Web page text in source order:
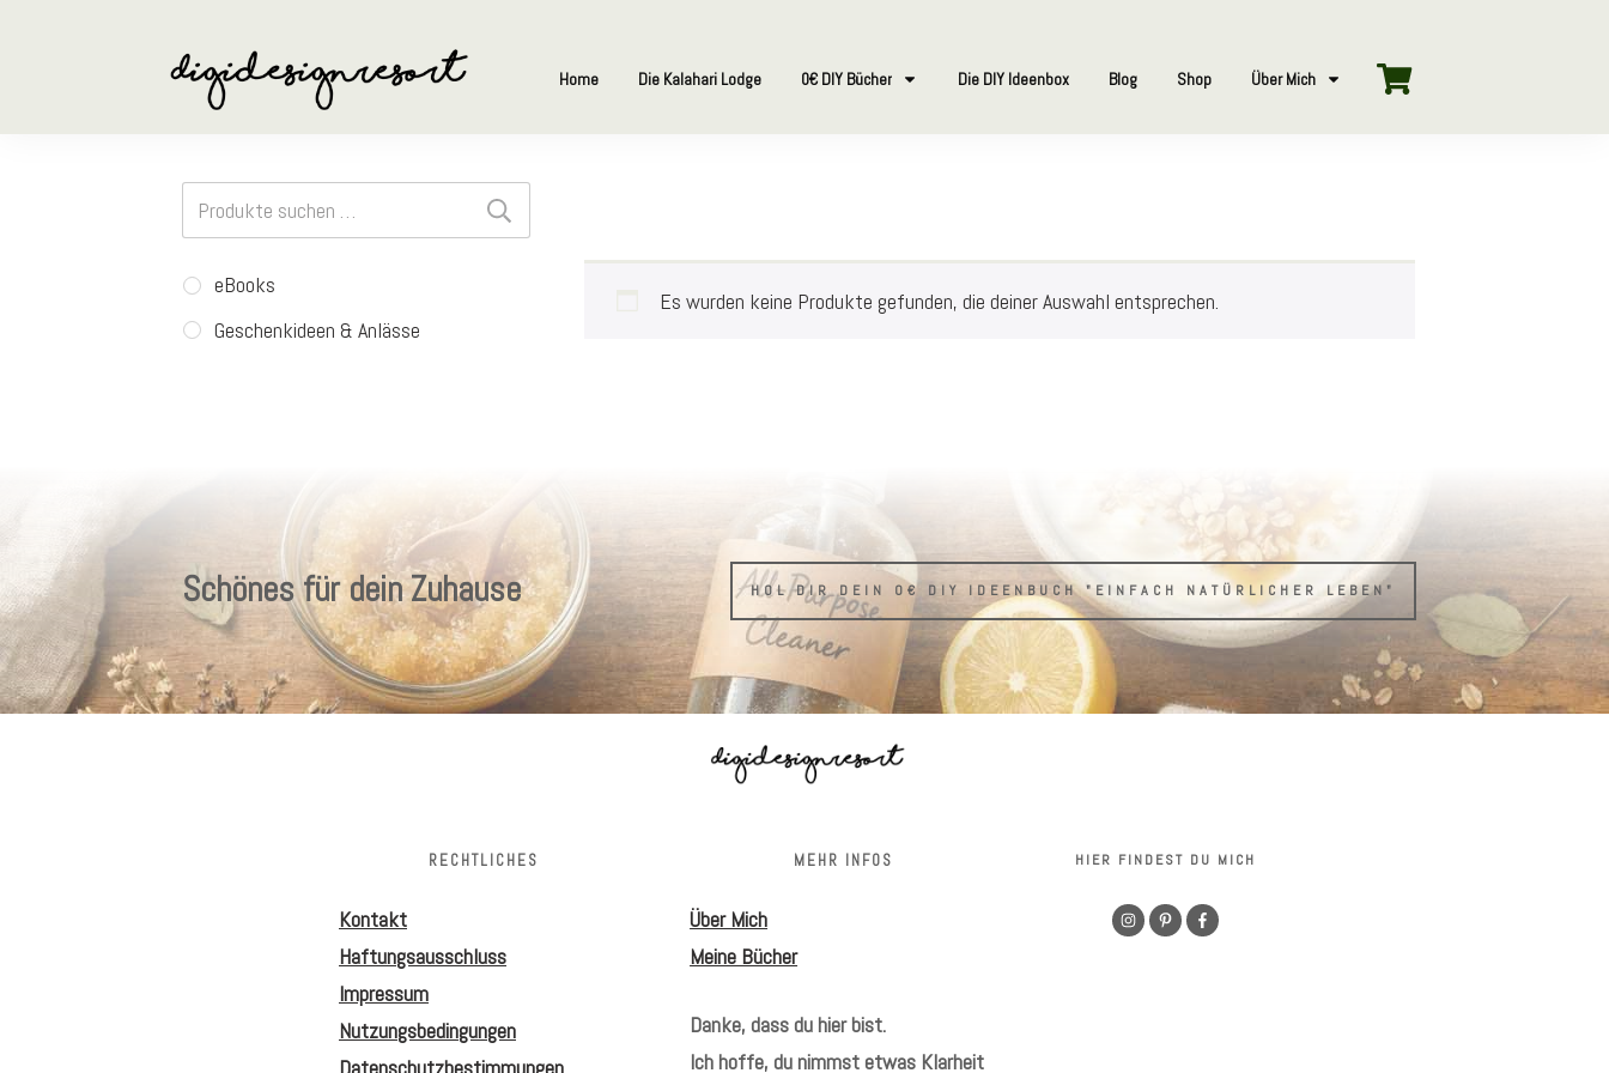
Home Die Kalahari Lodge 0€ DIY Bücher Die DIY Ideenbox Blog Shop Über Mich
Es wurden keine Produkte gefunden, die deiner Auswahl entsprechen.
Suchen
nach:
eBooks
Geschenkideen & Anlässe
Schönes für dein Zuhause HOL DIR DEIN 0€ DIY IDEENBUCH "EINFACH NATÜRLICHER LEBEN"
RECHTLICHES
Kontakt
Haftungsausschluss
Impressum
Nutzungsbedingungen
MEHR INFOS
Über Mich
Meine Bücher
Danke, dass du hier bist.
Ich hoffe, du nimmst etwas Klarheit
HIER FINDEST DU MICH